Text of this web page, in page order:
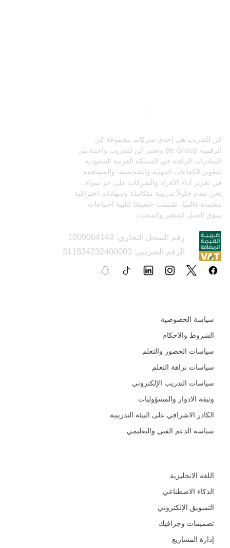
كن للتدريب هي إحدى شركات مجموعة كن
الرقمية Be Group وتعتبر كن للتدريب واحدة من
المبادرات الرائدة في المملكة العربية السعودية
لتطوير الكفاءات المهنية والشخصية، والمساهمة
في تعزيز أداء الأفراد والشركات على حدٍ سواء.
نحن نقدم حلولاً تدريبية متكاملة وشهادات احترافية
معتمدة عالميًا، صُممت خصيصًا لتلبية احتياجات
سوق العمل المتغير والمتجدد.
رقم السجل التجاري: 1009004149
الرقم الضريبي: 311834232400003
سياسة الخصوصية
الشروط والاحكام
سياسات الحضور والتعلم
سياسات نزاهة التعلم
سياسات التدريب الإلكتروني
وثيقة الادوار والمسؤوليات
الكادر الاشرافي على البيئة التدريبية
سياسة الدعم الفني والتعليمي
اللغة الانجليزية
الذكاء الاصطناعي
التسويق الإلكتروني
تصميمات وجرافيك
إدارة المشاريع